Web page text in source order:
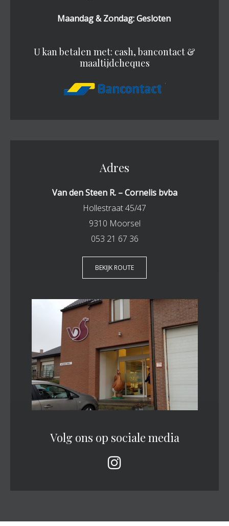
Maandag & Zondag: Gesloten
U kan betalen met: cash, bancontact &
maaltijdcheques
Adres
Van den Steen R. – Cornelis bvba
Hollestraat 45/47
9310 Moorsel
053 21 67 36
BEKIJK ROUTE
Volg ons op sociale media